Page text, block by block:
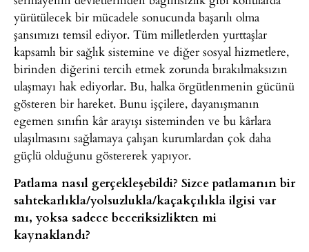
yürütülecek bir mücadele sonucunda başarılı olma
şansımızı temsil ediyor. Tüm milletlerden yurttaşlar
kapsamlı bir sağlık sistemine ve diğer sosyal hizmetlere,
birinden diğerini tercih etmek zorunda bırakılmaksızın
ulaşmayı hak ediyorlar. Bu, halka örgütlenmenin gücünü
gösteren bir hareket. Bunu işçilere, dayanışmanın
egemen sınıfın kâr arayışı sisteminden ve bu kârlara
ulaşılmasını sağlamaya çalışan kurumlardan çok daha
güçlü olduğunu göstererek yapıyor.
Patlama nasıl gerçekleşebildi? Sizce patlamanın bir
sahtekarlıkla/yolsuzlukla/kaçakçılıkla ilgisi var
mı, yoksa sadece beceriksizlikten mi
kaynaklandı?